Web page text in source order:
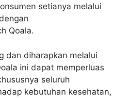
setianya melalui
Qoala.
dan diharapkan melalui
ini dapat memperluas
seluruh
kebutuhan kesehatan,